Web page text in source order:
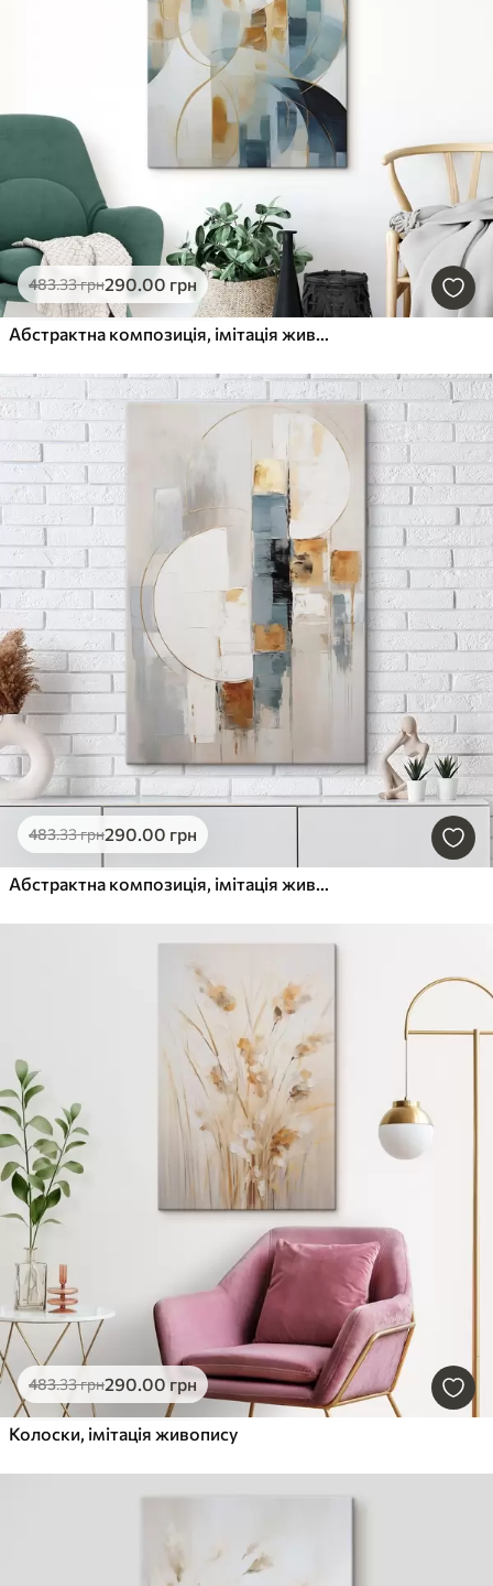
483.33грн290.00 грн
Абстрактна композиція, імітація живопису
483.33грн290.00 грн
Абстрактна композиція, імітація живопису
483.33грн290.00 грн
Колоски, імітація живопису